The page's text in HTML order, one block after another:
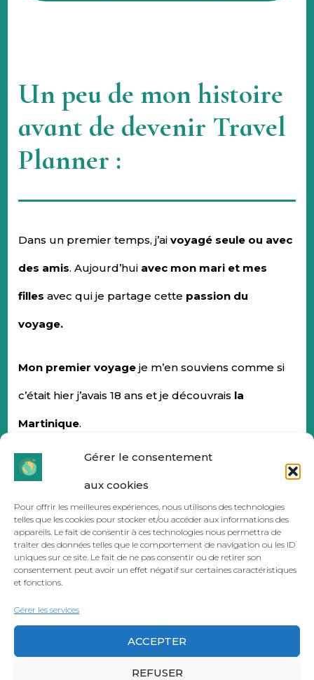
Gérer le consentement
aux cookies
Pour offrir les meilleures expériences, nous utilisons des technologies
telles que les cookies pour stocker et/ou accéder aux informations des
appareils. Le fait de consentir à ces technologies nous permettra de
traiter des données telles que le comportement de navigation ou les ID
uniques sur ce site. Le fait de ne pas consentir ou de retirer son
consentement peut avoir un effet négatif sur certaines caractéristiques
et fonctions.
Gérer les services
ACCEPTER
REFUSER
Un peu de mon histoire
avant de devenir Travel
Planner :
Dans un premier temps, j’aivoyagé seule ou avec
des amis. Aujourd’hui avec mon mari et mes
fillesavec qui je partage cette passion du
voyage.
Mon premier voyage je m’en souviens comme si
c’était hier j’avais 18 ans et je découvrais la
Martinique.
Ces paysages sublimes
l’habitant, selon moi la meilleure façon de
voyager).
Ici la carte des pays que j’ai visité (la liste s’agrandit
: